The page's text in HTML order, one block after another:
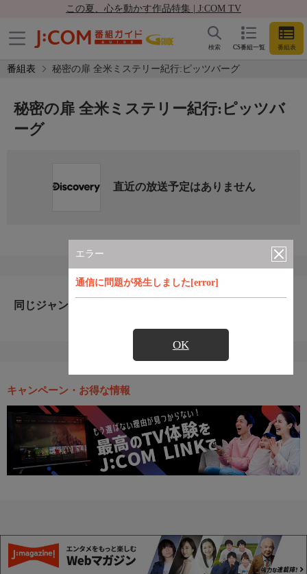
この夏、心を動かす作品特集 | J:COM TV
CS番組一覧 番組表
検索
番組表 秘密の扉 全米ミステリー紀行:ピッツバーグ
エラー
通信に問題が発生しました[error]
OK
秘密の扉 全米ミステリー紀行:ピッツバ
ーグ
直近の放送予定はありません
同じジャンルのおすすめ番組
キャンペーン・お得な情報